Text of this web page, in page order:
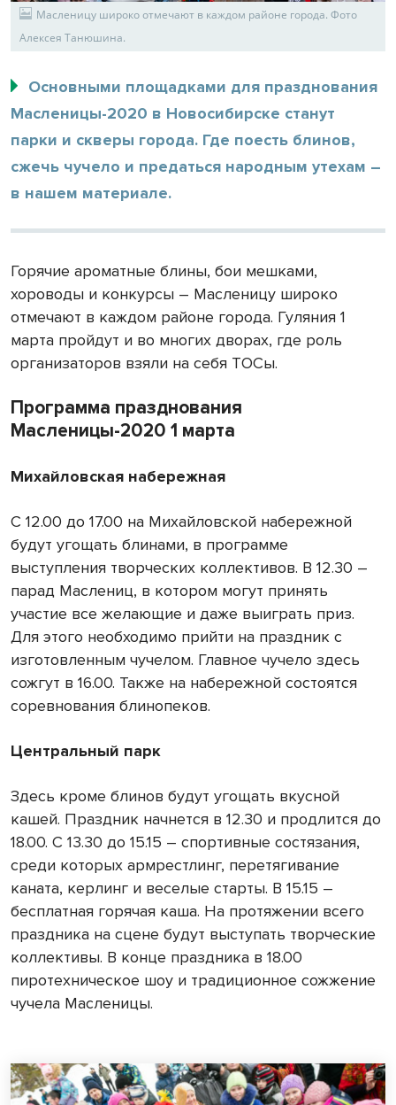
Масленицу широко отмечают в каждом районе города. Фото
Алексея Танюшина.
Основными площадками для празднования
Масленицы-2020 в Новосибирске станут
парки и скверы города. Где поесть блинов,
сжечь чучело и предаться народным утехам –
в нашем материале.
Горячие ароматные блины, бои мешками,
хороводы и конкурсы – Масленицу широко
отмечают в каждом районе города. Гуляния 1
марта пройдут и во многих дворах, где роль
организаторов взяли на себя ТОСы.
Программа празднования
Масленицы-2020 1 марта
Михайловская набережная
С 12.00 до 17.00 на Михайловской набережной
будут угощать блинами, в программе
выступления творческих коллективов. В 12.30 –
парад Маслениц, в котором могут принять
участие все желающие и даже выиграть приз.
Для этого необходимо прийти на праздник с
изготовленным чучелом. Главное чучело здесь
сожгут в 16.00. Также на набережной состоятся
соревнования блинопеков.
Центральный парк
Здесь кроме блинов будут угощать вкусной
кашей. Праздник начнется в 12.30 и продлится до
18.00. С 13.30 до 15.15 – спортивные состязания,
среди которых армрестлинг, перетягивание
каната, керлинг и веселые старты. В 15.15 –
бесплатная горячая каша. На протяжении всего
праздника на сцене будут выступать творческие
коллективы. В конце праздника в 18.00
пиротехническое шоу и традиционное сожжение
чучела Масленицы.